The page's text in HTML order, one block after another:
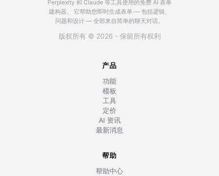
Perplexity 和 Claude 等工具使用的免费 AI 表单
建构器。
它帮助您即时生成表单 — 包括逻辑、
问题和设计 — 全部来自简单的聊天对话。
版权所有 © 2026 - 保留所有权利
产品
功能
模板
工具
定价
AI 资讯
最新消息
帮助
帮助中心